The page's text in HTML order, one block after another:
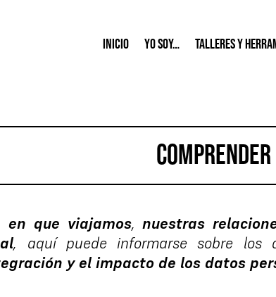
Inicio Yo soy… Talleres y
comprender
en que viajamos,nuestras
, aquí puede informarse sobre los
y el impacto de los datos